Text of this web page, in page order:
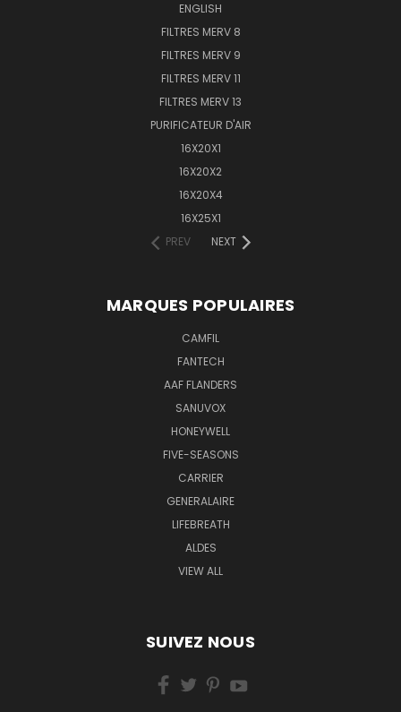
ENGLISH
FILTRES MERV 8
FILTRES MERV 9
FILTRES MERV 11
FILTRES MERV 13
PURIFICATEUR D'AIR
16X20X1
16X20X2
16X20X4
16X25X1
PREV
NEXT
MARQUES POPULAIRES
CAMFIL
FANTECH
AAF FLANDERS
SANUVOX
HONEYWELL
FIVE-SEASONS
CARRIER
GENERALAIRE
LIFEBREATH
ALDES
VIEW ALL
SUIVEZ NOUS